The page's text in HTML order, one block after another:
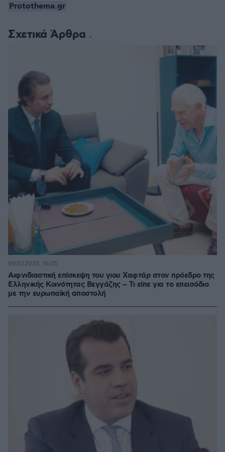
Σχετικά Άρθρα
Αιφνιδιαστική επίσκεψη του γιου Χαφτάρ στον πρόεδρο της
Ελληνικής Κοινότητας Βεγγάζης – Τι είπε για το επεισόδιο
με την ευρωπαϊκή αποστολή
09.07.2025, 16:35
Protothema.gr